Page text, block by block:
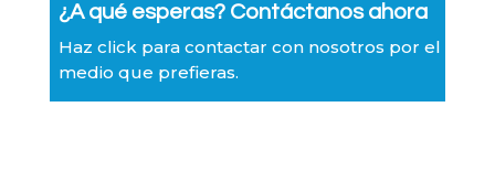
¿A qué esperas? Contáctanos ahora
Haz click para contactar con nosotros por el
medio que prefieras.